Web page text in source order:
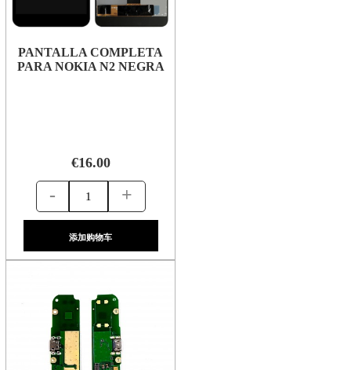
PANTALLA COMPLETA
PARA NOKIA N2 NEGRA
€16.00
- +
添加购物车